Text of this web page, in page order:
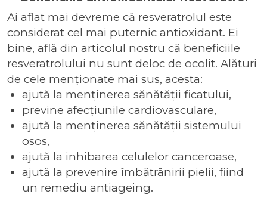
Ai aflat mai devreme că resveratrolul este
considerat cel mai puternic antioxidant. Ei
bine, află din articolul nostru că beneficiile
resveratrolului nu sunt deloc de ocolit. Alături
de cele menționate mai sus, acesta:
ajută la menținerea sănătății ficatului,
previne afecțiunile cardiovasculare,
ajută la menținerea sănătății sistemului
osos,
ajută la inhibarea celulelor canceroase,
ajută la prevenire îmbătrânirii pielii, fiind
un remediu antiageing.